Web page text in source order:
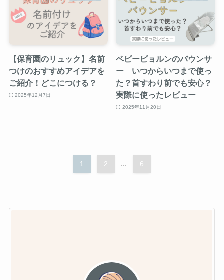
【保育園のリュック】名前
つけのおすすめアイデアを
ご紹介！どこにつける？
2025年12月7日
ベビービョルンのバウンサ
ー いつからいつまで使っ
た？首すわり前でも安心？
実際に使ったレビュー
2025年11月20日
1 2 6